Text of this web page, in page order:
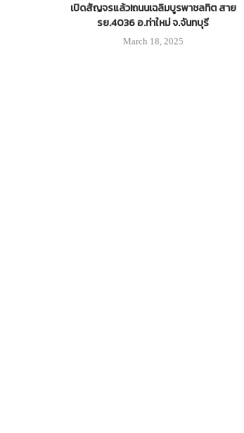
เปิดสัญจรแล้ว!ถนนเฉลิมบูรพาชลทิต สาย
รย.4036 อ.ท่าใหม่ จ.จันทบุรี
March 18, 2025